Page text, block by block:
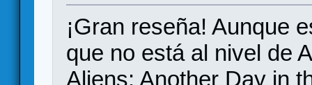
¡Gran reseña! Aunque
que no está al nivel de
Aliens: Another Day in